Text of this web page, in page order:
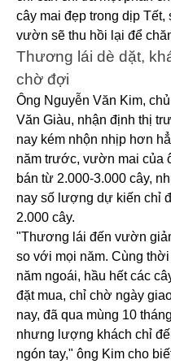
cây mai đẹp trong dịp Tết,
vườn sẽ thu hồi lại để
Thương lái dè dặt,
chờ đợi
Ông Nguyễn Văn Kim,
Văn Giàu, nhận định thị
nay kém nhộn nhịp hơn
năm trước, vườn mai của
bán từ 2.000-3.000 cây,
nay số lượng dự kiến chỉ
2.000 cây.
"Thương lái đến vườn
so với mọi năm. Cùng
năm ngoái, hầu hết các
đặt mua, chỉ chờ ngày
nay, đã qua mùng 10
nhưng lượng khách chỉ
ngón tay," ông Kim cho